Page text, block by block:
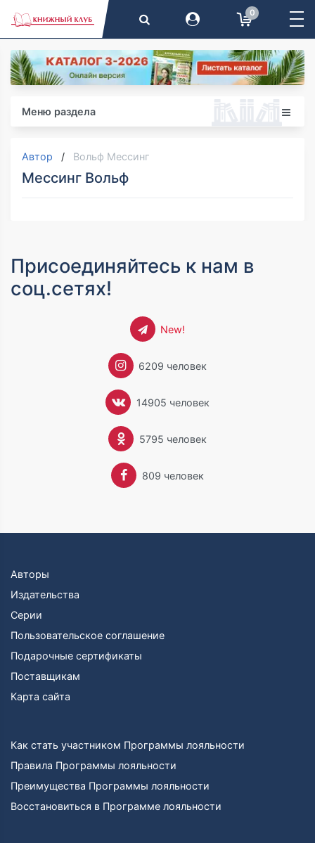
0
Меню раздела
Автор Вольф Мессинг
Мессинг Вольф
Присоединяйтесь к нам в
соц.сетях!
New!
6209 человек
14905 человек
5795 человек
809 человек
Авторы
Издательства
Серии
Пользовательское соглашение
Подарочные сертификаты
Поставщикам
Карта сайта
Как стать участником Программы лояльности
Правила Программы лояльности
Преимущества Программы лояльности
Восстановиться в Программе лояльности